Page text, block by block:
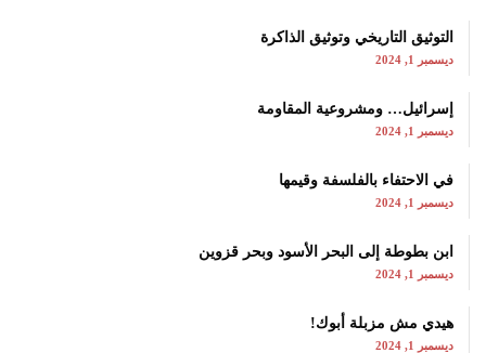
التوثيق التاريخي وتوثيق الذاكرة
ديسمبر 1, 2024
إسرائيل… ومشروعية المقاومة
ديسمبر 1, 2024
في الاحتفاء بالفلسفة وقيمها
ديسمبر 1, 2024
ابن بطوطة إلى البحر الأسود وبحر قزوين
ديسمبر 1, 2024
هيدي مش مزبلة أبوك!
ديسمبر 1, 2024